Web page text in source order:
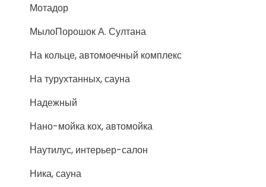
Мотадор
МылоПорошок А. Султана
На кольце, автомоечный комплекс
На турухтанных, сауна
Надежный
Нано-мойка кох, автомойка
Наутилус, интерьер-салон
Ника, сауна